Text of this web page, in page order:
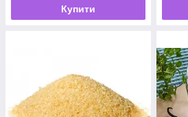
Купити